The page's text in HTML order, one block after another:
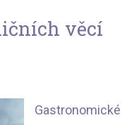
věcí
Gastronomické